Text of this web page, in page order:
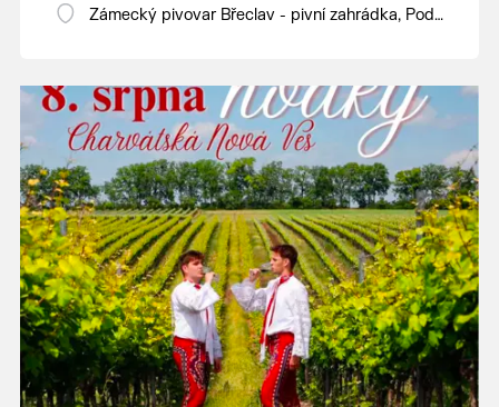
Zámecký pivovar Břeclav - pivní zahrádka, Pod